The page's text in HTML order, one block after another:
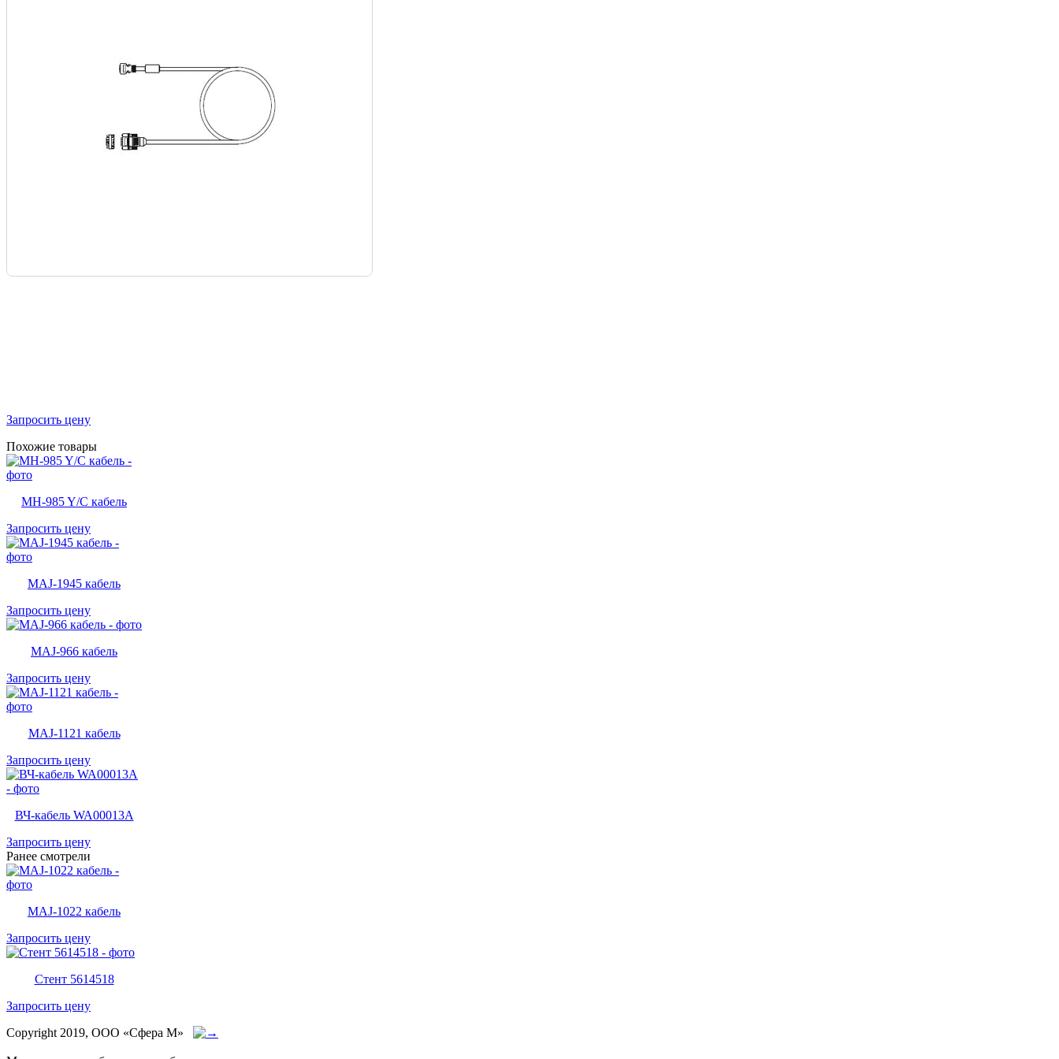
Запросить цену
Похожие товары
MH-985 Y/C кабель
Запросить цену
MAJ-1945 кабель
Запросить цену
MAJ-966 кабель
Запросить цену
MAJ-1121 кабель
Запросить цену
ВЧ-кабель WA00013A
Запросить цену
Ранее смотрели
MAJ-1022 кабель
Запросить цену
Стент 5614518
Запросить цену
Copyright 2019, ООО «Сфера М»